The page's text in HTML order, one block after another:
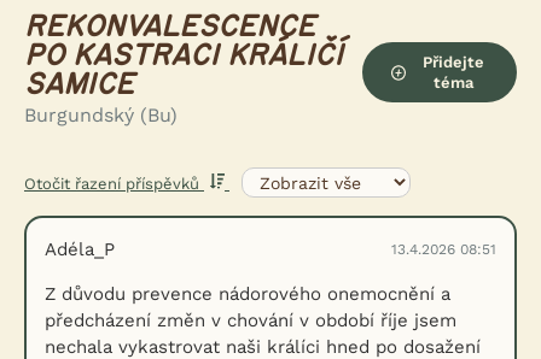
REKONVALESCENCE
PO KASTRACI KRÁLIČÍ
SAMICE
Burgundský (Bu)
Přidejte
téma
Otočit řazení příspěvků
Adéla_P 13.4.2026 08:51
Z důvodu prevence nádorového onemocnění a
předcházení změn v chování v období říje jsem
nechala vykastrovat naši králíci hned po dosažení